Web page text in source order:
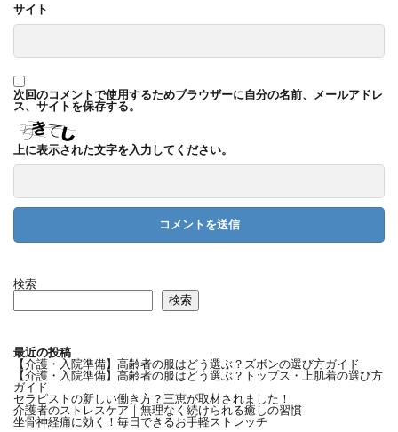
サイト
次回のコメントで使用するためブラウザーに自分の名前、メールアドレ
ス、サイトを保存する。
上に表示された文字を入力してください。
検索
検索
最近の投稿
【介護・入院準備】高齢者の服はどう選ぶ？ズボンの選び方ガイド
【介護・入院準備】高齢者の服はどう選ぶ？トップス・上肌着の選び方
ガイド
セラピストの新しい働き方？三恵が取材されました！
介護者のストレスケア｜無理なく続けられる癒しの習慣
坐骨神経痛に効く！毎日できるお手軽ストレッチ